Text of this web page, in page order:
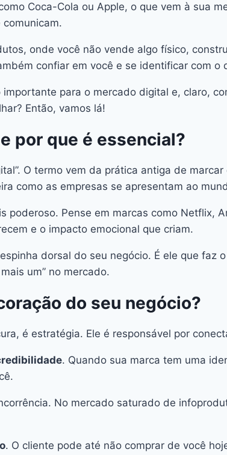
Coca-Cola ou Apple, o que vem à sua
onde você não vende algo físico,
confiar em você e se identificar com
para o mercado digital e, claro,
Então, vamos lá!
por que é essencial?
O termo vem da prática antiga de
como as empresas se apresentam ao
poderoso. Pense em marcas como Netflix,
e o impacto emocional que criam.
dorsal do seu negócio. É ele que faz
um” no mercado.
do seu negócio?
é estratégia. Ele é responsável por
. Quando sua marca tem uma
No mercado saturado de
. O cliente pode até não comprar de você